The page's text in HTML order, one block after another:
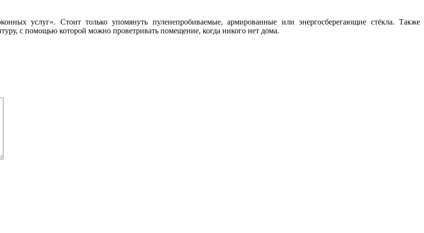
услуг». Стоит только упомянуть пуленепробиваемые, армированные или энергосберегающие стёкла. Также
с помощью которой можно проветривать помещение, когда никого нет дома.